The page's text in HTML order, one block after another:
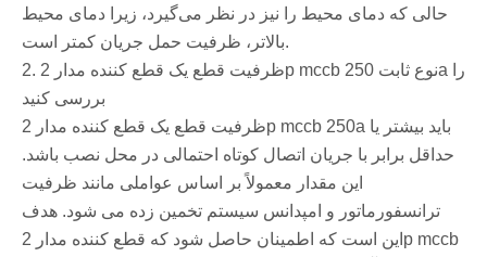
حالی که دمای محیط را نیز در نظر می‌گیرد، زیرا دمای محیط
بالاتر، ظرفیت حمل جریان کمتر است.
2. ظرفیت قطع یک قطع کننده مدار 2p mccb نوع ثابت 250a را
بررسی کنید
ظرفیت قطع یک قطع کننده مدار 2p mccb 250a باید بیشتر یا
حداقل برابر با جریان اتصال کوتاه احتمالی در محل نصب باشد.
این مقدار معمولاً بر اساس عواملی مانند ظرفیت
ترانسفورماتور و امپدانس سیستم تخمین زده می شود. هدف
این است که اطمینان حاصل شود که قطع کننده مدار 2p mccb